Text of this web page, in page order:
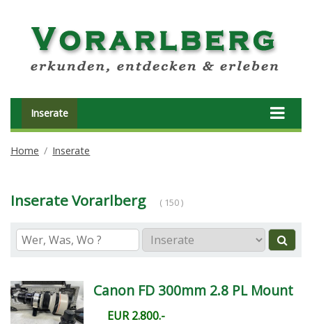
Inserate
Home Inserate
Inserate Vorarlberg ( 150 )
Canon FD 300mm 2.8 PL Mount
EUR 2.800.-